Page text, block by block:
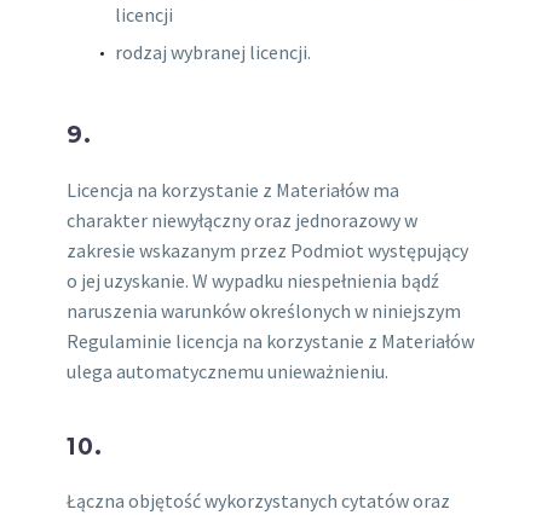
licencji
rodzaj wybranej licencji.
9.
Licencja na korzystanie z Materiałów ma
charakter niewyłączny oraz jednorazowy w
zakresie wskazanym przez Podmiot występujący
o jej uzyskanie. W wypadku niespełnienia bądź
naruszenia warunków określonych w niniejszym
Regulaminie licencja na korzystanie z Materiałów
ulega automatycznemu unieważnieniu.
10.
Łączna objętość wykorzystanych cytatów oraz